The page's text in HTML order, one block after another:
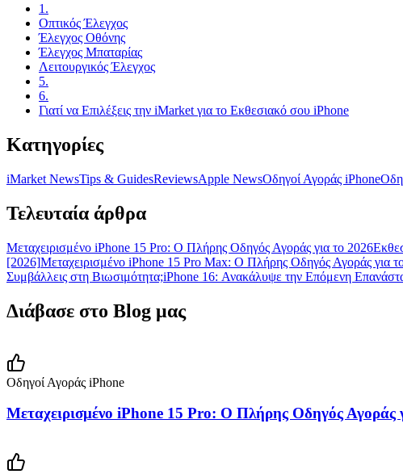
1.
Οπτικός Έλεγχος
Έλεγχος Οθόνης
Έλεγχος Μπαταρίας
Λειτουργικός Έλεγχος
5.
6.
Γιατί να Επιλέξεις την iMarket για το Εκθεσιακό σου iPhone
Κατηγορίες
iMarket NewsTips & GuidesReviewsApple NewsΟδηγοί Αγοράς iPhone
Τελευταία άρθρα
Μεταχειρισμένο iPhone 15 Pro: Ο Πλήρης Οδηγός Αγοράς για το 2026
[2026]Μεταχειρισμένο iPhone 15 Pro Max: Ο Πλήρης Οδηγός Αγοράς για
Συμβάλλεις στη Βιωσιμότητα;iPhone 16: Ανακάλυψε την Επόμενη
Διάβασε στο Blog μας
Οδηγοί Αγοράς iPhone
Μεταχειρισμένο iPhone 15 Pro: Ο Πλήρης Οδηγός Αγοράς